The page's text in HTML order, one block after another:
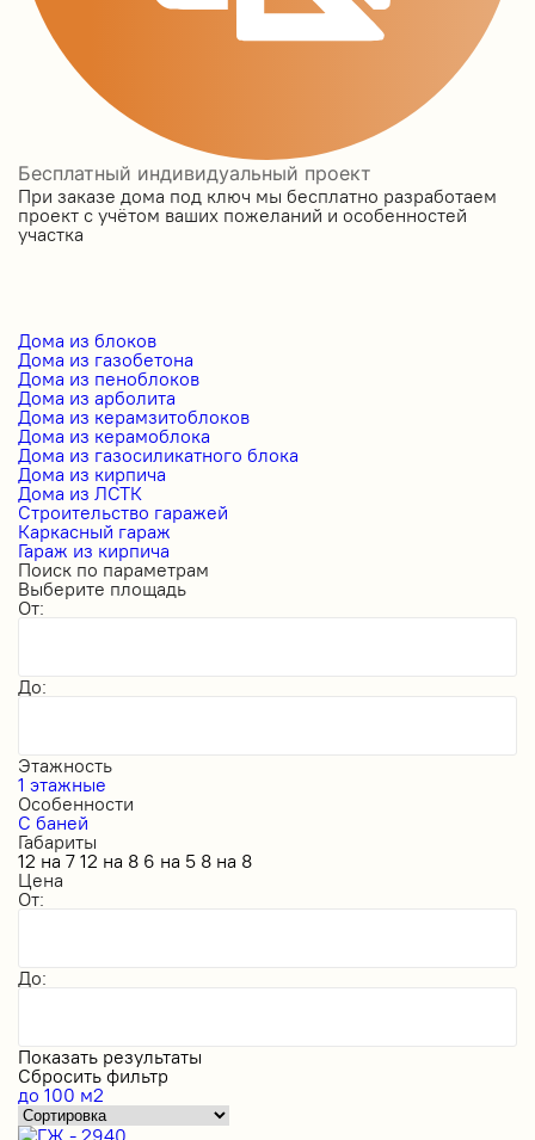
Бесплатный индивидуальный проект
При заказе дома под ключ мы бесплатно разработаем
проект с учётом ваших пожеланий и особенностей
участка
Дома из блоков
Дома из газобетона
Дома из пеноблоков
Дома из арболита
Дома из керамзитоблоков
Дома из керамоблока
Дома из газосиликатного блока
Дома из кирпича
Дома из ЛСТК
Строительство гаражей
Каркасный гараж
Гараж из кирпича
Поиск по параметрам
Выберите площадь
От:
До:
Этажность
1 этажные
Особенности
С баней
Габариты
12 на 7 12 на 8 6 на 5 8 на 8
Цена
От:
До:
Показать результаты
Сбросить фильтр
до 100 м2